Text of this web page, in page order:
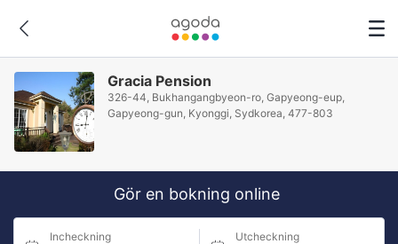
Gracia Pension
326-44, Bukhangangbyeon-ro, Gapyeong-eup,
Gapyeong-gun, Kyonggi, Sydkorea, 477-803
Gör en bokning online
Incheckning Utcheckning